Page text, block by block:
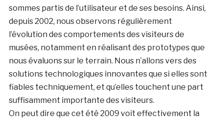
sommes partis de l’utilisateur et de ses besoins. Ainsi,
depuis 2002, nous observons régulièrement
l’évolution des comportements des visiteurs de
musées, notamment en réalisant des prototypes que
nous évaluons sur le terrain. Nous n’allons vers des
solutions technologiques innovantes que si elles sont
fiables techniquement, et qu’elles touchent une part
suffisamment importante des visiteurs.
On peut dire que cet été 2009 voit effectivement la